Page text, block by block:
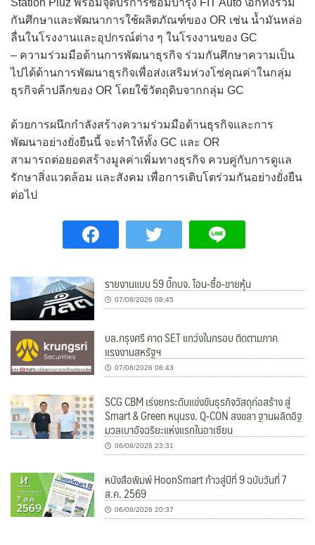
กันศึกษาและพัฒนาการใช้ผลิตภัณฑ์ของ OR เช่น น้ำมันหล่อ
ลื่นในโรงงานและอุปกรณ์ต่าง ๆ ในโรงงานของ GC
– ความร่วมมือด้านการพัฒนาธุรกิจ ร่วมกันศึกษาความเป็น
ไปได้ด้านการพัฒนาธุรกิจเพื่อส่งเสริมห่วงโซ่คุณค่าในกลุ่ม
ธุรกิจค้าปลีกของ OR โดยใช้วัตถุดิบจากกลุ่ม GC
ด้วยการผนึกกำลังสร้างความร่วมมือด้านธุรกิจและการ
พัฒนาอย่างยั่งยืนนี้ จะทำให้ทั้ง GC และ OR
สามารถต่อยอดสร้างมูลค่าเพิ่มทางธุรกิจ ควบคู่กับการดูแล
รักษาสิ่งแวดล้อม และสังคม เพื่อการเติบโตร่วมกันอย่างยั่งยืน
ต่อไป
รายงานแบบ 59 บิ๊กบจ. โอน-ซื้อ-ขายหุ้น
07/08/2026 08:45
บล.กรุงศรี คาด SET แกว่งในกรอบ ติดตามภาค
แรงงานสหรัฐฯ
07/08/2026 08:43
SCG CBM เร่งยกระดับแข่งขันธุรกิจวัสดุก่อสร้าง สู่
Smart & Green หนุนรง. Q-CON สงขลา ฐานผลิตอิฐ
มวลเบาอัจฉริยะแห่งแรกในอาเซียน
06/08/2026 23:31
หนังสือพิมพ์ HoonSmart ก้าวสู่ปีที่ 9 ฉบับวันที่ 7
ส.ค. 2569
06/08/2026 20:37